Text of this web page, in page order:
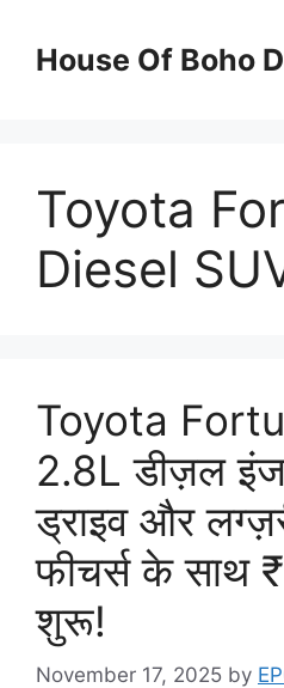
contentHouse Of Boho
Toyota
Diesel
Toyota
2.8L डीज़ल
ड्राइव और
फीचर्स के साथ
शुरू!
November 17, 2025 by